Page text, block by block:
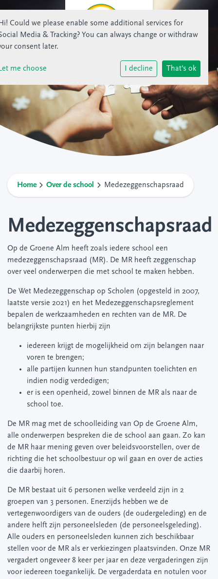
Home Over de school Medezeggenschapsraad
Medezeggenschapsraad
Op de Groene Alm heeft zoals iedere school een
medezeggenschapsraad (MR). De MR heeft zeggenschap
over veel onderwerpen die met school te maken hebben.
De Wet Medezeggenschap op Scholen (opgesteld in 2007,
laatste versie 2021) en het Medezeggenschapsreglement
bepalen de werkzaamheden en rechten van de MR. De
belangrijkste punten hierbij zijn
iedereen krijgt de mogelijkheid om zijn belangen naar
voren te brengen;
alle partijen kunnen hun standpunten toelichten en
indien nodig verdedigen;
er is een openheid, zowel binnen de MR als naar de
school toe.
De MR mag met de schoolleiding van Op de Groene Alm,
alle onderwerpen bespreken die de school aan gaan. Zo kan
de MR haar mening geven over beleidsvoorstellen, over de
richting die het schoolbestuur op wil gaan en over de acties
die daarbij horen.
De MR bestaat uit 6 personen welke verdeeld zijn in 2
groepen van 3 personen. Enerzijds hebben we de
vertegenwoordigers van de ouders (de oudergeleding) en de
andere helft zijn personeelsleden (de personeelsgeleding).
Alle ouders en personeelsleden kunnen zich beschikbaar
stellen voor de MR als er verkiezingen plaatsvinden. Onze MR
vergadert ongeveer 8 keer per jaar en deze vergaderingen zijn
voor iedereen toegankelijk. De vergaderdata en notulen voor
Could we please enable some additional services for
Media & Tracking? You can always change or withdraw
consent later.
me choose I decline That's ok